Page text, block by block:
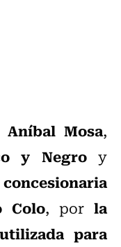
Aníbal Mosa,
y Negroy
Colo, porla
para